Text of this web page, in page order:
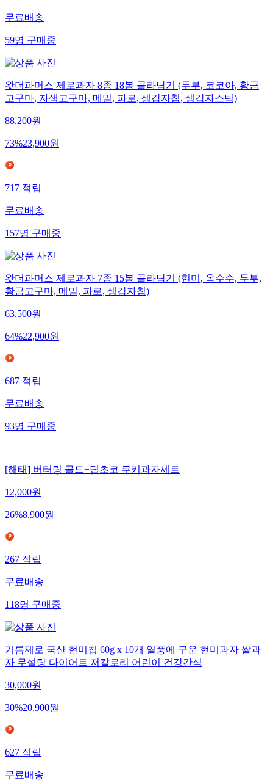
무료배송
59명구매중
왓더파머스 제로과자 8종 18봉 골라담기 (두부, 코코아, 황금
고구마, 자색고구마, 메밀, 파로, 생감자칩, 생감자스틱)
88,200원
73%23,900원
717적립
무료배송
157명구매중
왓더파머스 제로과자 7종 15봉 골라담기 (현미, 옥수수, 두부,
황금고구마, 메밀, 파로, 생감자칩)
63,500원
64%22,900원
687적립
무료배송
93명구매중
[해태] 버터링 골드+딥초코 쿠키과자세트
12,000원
26%8,900원
267적립
무료배송
118명구매중
기름제로 국산 현미칩 60g x 10개 열풍에 구운 현미과자 쌀과
자 무설탕 다이어트 저칼로리 어린이 건강간식
30,000원
30%20,900원
627적립
무료배송